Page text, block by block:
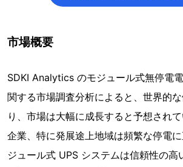
市場概要
SDKI Analytics のモジュール式無停電
関する市場調査分析によると、世界的
り、市場は大幅に成長すると予想され
企業、特に発展途上地域は頻繁な停電
ジュール式 UPS システムは信頼性の高